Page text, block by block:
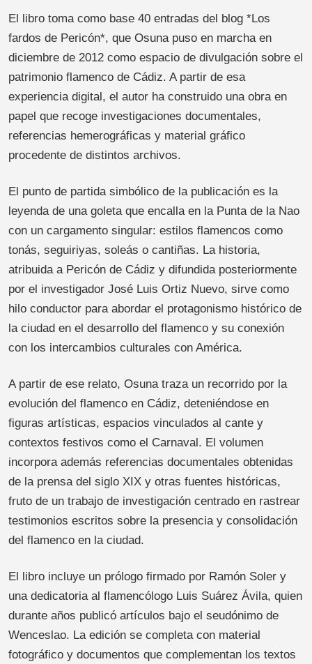
El libro toma como base 40 entradas del blog *Los
fardos de Pericón*, que Osuna puso en marcha en
diciembre de 2012 como espacio de divulgación sobre el
patrimonio flamenco de Cádiz. A partir de esa
experiencia digital, el autor ha construido una obra en
papel que recoge investigaciones documentales,
referencias hemerográficas y material gráfico
procedente de distintos archivos.
El punto de partida simbólico de la publicación es la
leyenda de una goleta que encalla en la Punta de la Nao
con un cargamento singular: estilos flamencos como
tonás, seguiriyas, soleás o cantiñas. La historia,
atribuida a Pericón de Cádiz y difundida posteriormente
por el investigador José Luis Ortiz Nuevo, sirve como
hilo conductor para abordar el protagonismo histórico de
la ciudad en el desarrollo del flamenco y su conexión
con los intercambios culturales con América.
A partir de ese relato, Osuna traza un recorrido por la
evolución del flamenco en Cádiz, deteniéndose en
figuras artísticas, espacios vinculados al cante y
contextos festivos como el Carnaval. El volumen
incorpora además referencias documentales obtenidas
de la prensa del siglo XIX y otras fuentes históricas,
fruto de un trabajo de investigación centrado en rastrear
testimonios escritos sobre la presencia y consolidación
del flamenco en la ciudad.
El libro incluye un prólogo firmado por Ramón Soler y
una dedicatoria al flamencólogo Luis Suárez Ávila, quien
durante años publicó artículos bajo el seudónimo de
Wenceslao. La edición se completa con material
fotográfico y documentos que complementan los textos